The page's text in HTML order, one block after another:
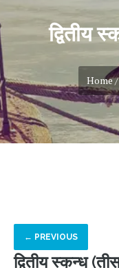
द्वितीय
Home
← PREVIOUS
द्वितीय स्कन्ध